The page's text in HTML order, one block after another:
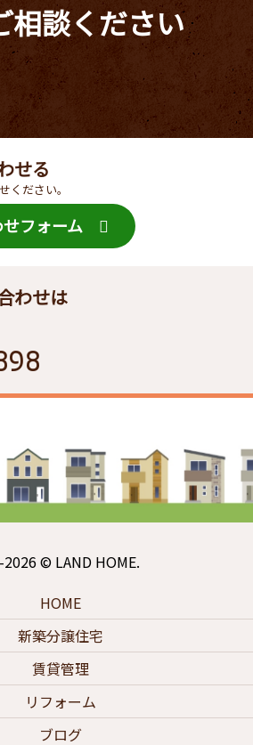
相談ください
せる
ください。
フォーム
わせは
© LAND HOME.
HOME
新築分譲住宅
賃貸管理
リフォーム
ブログ